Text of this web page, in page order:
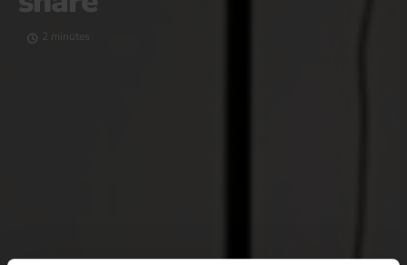
2 minutes